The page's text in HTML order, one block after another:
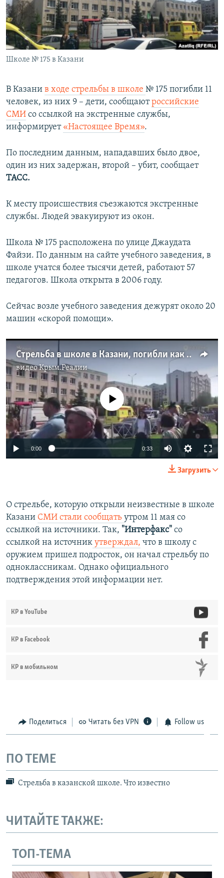
ПОБЕДИТЕЛЕЙ НЕ СУДЯТ?
КРЫМ.НЕПОКОРЕННЫЙ
ELIFBE
УКРАИНСКАЯ ПРОБЛЕМА КРЫМА
ПРИСОЕДИНЯЙТЕСЬ!
Школе № 175 в Казани
В Казани в ходе стрельбы в школе № 175 погибли 11
человек, из них 9 – дети, сообщаютроссийские
СМИ со ссылкой на экстренные службы,
информирует «Настоящее Время».
По последним данным, нападавших было двое,
один из них задержан, второй – убит, сообщает
ТАСС.
К месту происшествия съезжаются экстренные
службы. Людей эвакуируют из окон.
Школа № 175 расположена по улице Джаудата
Файзи. По данным на сайте учебного заведения, в
школе учатся более тысячи детей, работают 57
педагогов. Школа открыта в 2006 году.
Сейчас возле учебного заведения дежурят около 20
машин «скорой помощи».
Стрельба в школе в Казани, погибли как минимум 8 человек (видео)
видеоКрым.Реалии
720p 1080p
No media source currently available
0:00 0:33
240p
720p
1080p
Загрузить
О стрельбе, которую открыли неизвестные в школе
Казани СМИ стали сообщать утром 11 мая со
ссылкой на источники. Так, "Интерфакс" со
ссылкой на источник утверждал, что в школу с
оружием пришел подросток, он начал стрельбу по
одноклассникам. Однако официального
подтверждения этой информации нет.
КР в YouTube
КР в Facebook
КР в мобильном
Поделиться Читать без VPN Follow us
ПО ТЕМЕ
Стрельба в казанской школе. Что известно
ЧИТАЙТЕ ТАКЖЕ:
ТОП-ТЕМА